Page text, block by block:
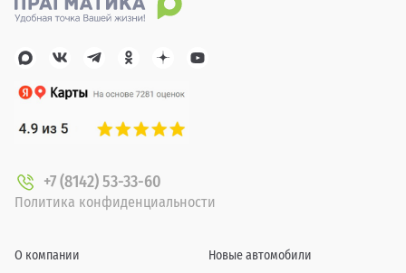
+7 (8142) 53-33-60
Политика конфиденциальности
О компании
Новые автомобили